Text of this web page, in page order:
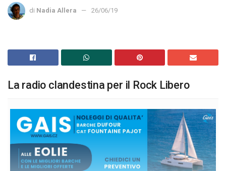
di Nadia Allera 26/06/19
La radio clandestina per il Rock Libero